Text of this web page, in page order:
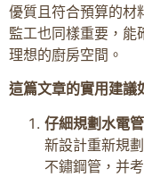
優質且符合預算的材
監工也同樣重要，能
理想的廚房空間。
這篇文章的實用建議
仔細規劃水電管
新設計重新規
不鏽鋼管，并